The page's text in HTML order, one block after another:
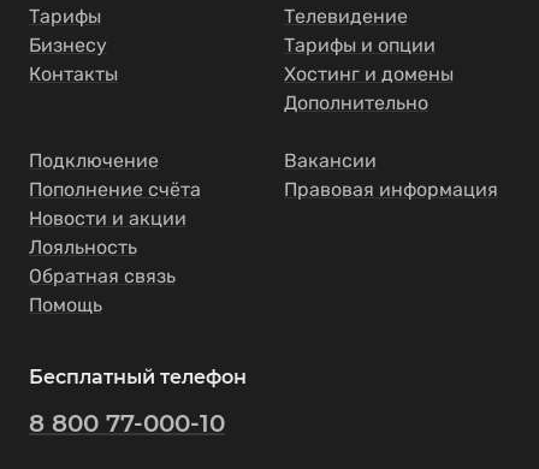
Тарифы
Бизнесу
Контакты
Телевидение
Тарифы и опции
Хостинг и домены
Дополнительно
Подключение
Пополнение счёта
Новости и акции
Лояльность
Обратная связь
Помощь
Вакансии
Правовая информация
Бесплатный телефон
8 800 77-000-10